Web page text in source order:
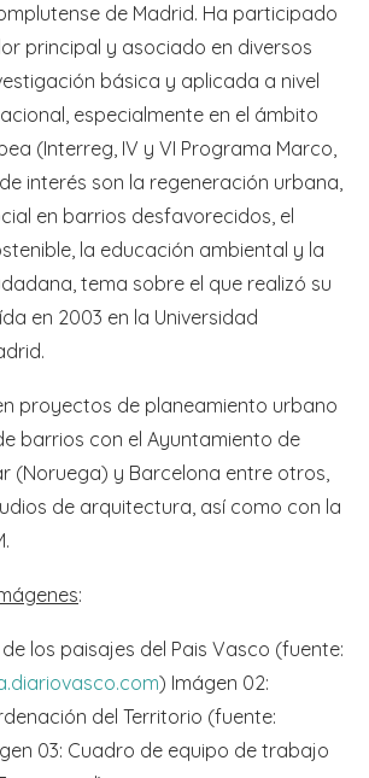
de Madrid. Ha participado
principal y asociado en diversos
básica y aplicada a nivel
especialmente en el ámbito
(Interreg, IV y VI Programa Marco,
interés son la regeneración urbana,
en barrios desfavorecidos, el
la educación ambiental y la
tema sobre el que realizó su
en 2003 en la Universidad
proyectos de planeamiento urbano
barrios con el Ayuntamiento de
(Noruega) y Barcelona entre otros,
de arquitectura, así como con la
:
los paisajes del Pais Vasco (fuente:
) Imágen 02:
del Territorio (fuente:
03: Cuadro de equipo de trabajo